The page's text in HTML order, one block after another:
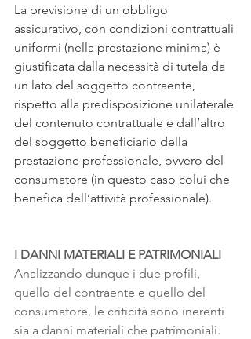
La previsione di un obbligo
assicurativo, con condizioni contrattuali
uniformi (nella prestazione minima) è
giustificata dalla necessità di tutela da
un lato del soggetto contraente,
rispetto alla predisposizione unilaterale
del contenuto contrattuale e dall’altro
del soggetto beneficiario della
prestazione professionale, ovvero del
consumatore (in questo caso colui che
benefica dell’attività professionale).
I DANNI MATERIALI E PATRIMONIALI
Analizzando dunque i due profili,
quello del contraente e quello del
consumatore, le criticità sono inerenti
sia a danni materiali che patrimoniali.